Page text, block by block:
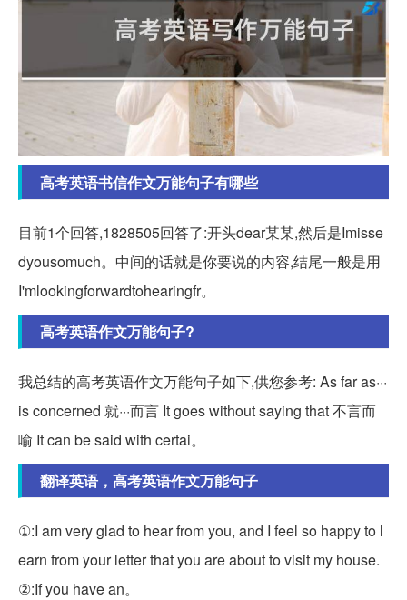
高考英语书信作文万能句子有哪些
目前1个回答,1828505回答了:开头dear某某,然后是Imisse
dyousomuch。中间的话就是你要说的内容,结尾一般是用
I'mlookingforwardtohearingfr。
高考英语作文万能句子?
我总结的高考英语作文万能句子如下,供您参考: As far as···
is concerned 就···而言 It goes without saying that 不言而
喻 It can be said with certai。
翻译英语，高考英语作文万能句子
①:I am very glad to hear from you, and I feel so happy to l
earn from your letter that you are about to visit my house.
②:If you have an。